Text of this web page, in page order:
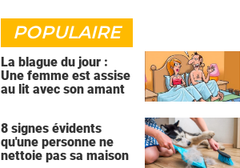
POPULAIRE
La blague du jour :
Une femme est assise
au lit avec son amant
8 signes évidents
qu'une personne ne
nettoie pas sa maison